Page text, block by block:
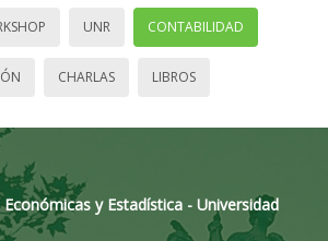
UNR CONTABILIDAD
CHARLAS LIBROS
y Estadística - Universidad